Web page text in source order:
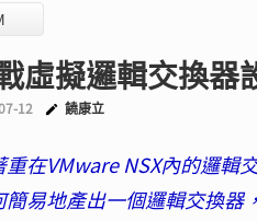
虛擬邏輯交換器
12 饒康立
重在VMware NSX內的邏輯
簡易地產出一個邏輯交換器